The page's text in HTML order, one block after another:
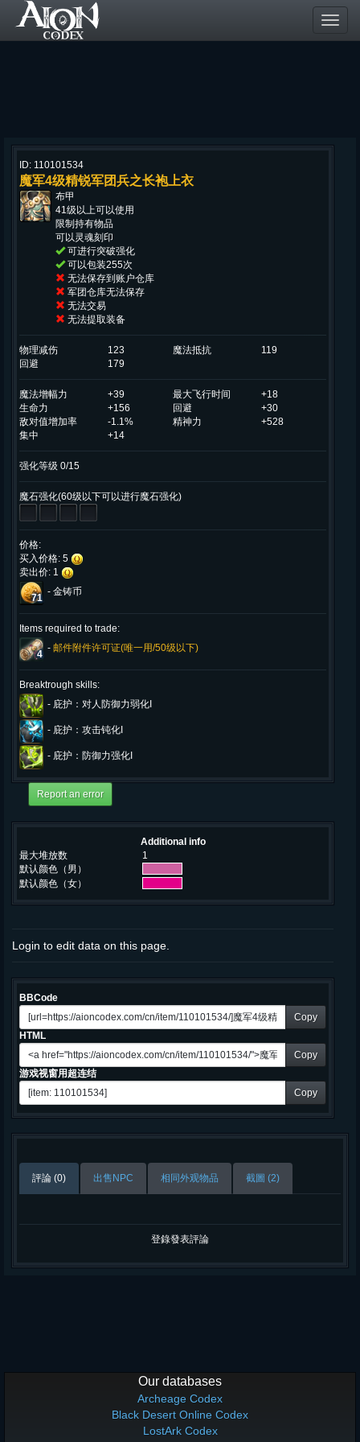
ID: 110101534
魔军4级精锐军团兵之长袍上衣
布甲
41级以上可以使用
限制持有物品
可以灵魂刻印
可进行突破强化
可以包装255次
无法保存到账户仓库
军团仓库无法保存
无法交易
无法提取装备
物理减伤 123 魔法抵抗
119
回避
179
魔法增幅力 +39 最大飞行时间
+18
生命力
+156 回避
+30
敌对值增加率
-1.1% 精神力
+528
集中
+14
强化等级 0/15
魔石强化(60级以下可以进行魔石强化)
价格:
买入价格: 5
卖出价: 1
71
- 金铸币
Items required to trade:
4
- 邮件附件许可证(唯一用/50级以下)
Breaktrough skills:
- 庇护：对人防御力弱化I
- 庇护：攻击钝化I
- 庇护：防御力强化I
Additional info
最大堆放数
1
默认颜色（男）
默认颜色（女）
Login to edit data on this page.
BBCode
Copy
HTML
Copy
游戏视窗用超连结
Copy
評論 (0) 出售NPC 相同外观物品 截圖 (2)
登錄發表評論
Our databases
Archeage Codex
Black Desert Online Codex
LostArk Codex